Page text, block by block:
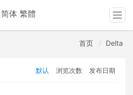
首页 Delta
默认 浏览次数 发布日期
简体 繁體
T
o
g
e